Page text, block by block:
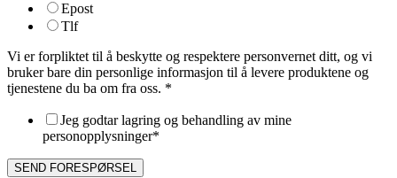
Epost
Tlf
Vi er forpliktet til å beskytte og respektere personvernet ditt, og vi
bruker bare din personlige informasjon til å levere produktene og
tjenestene du ba om fra oss. *
Jeg godtar lagring og behandling av mine
personopplysninger*
SEND FORESPØRSEL